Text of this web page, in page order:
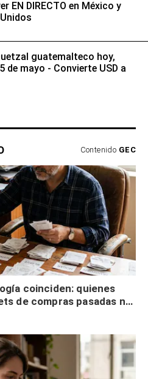
EN DIRECTO en México y
guatemalteco hoy,
de mayo - Convierte USD a
Contenido GEC
coinciden: quienes
de compras pasadas no
tienen necesidad de